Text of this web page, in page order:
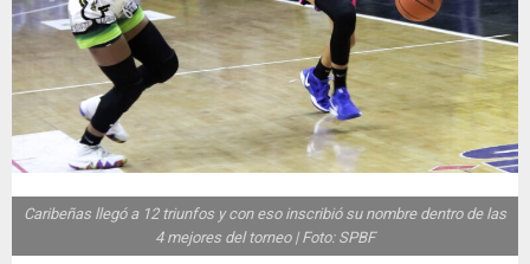
Caribeñas llegó a 12 triunfos y con eso inscribió su nombre dentro de las
4 mejores del torneo | Foto: SPBF